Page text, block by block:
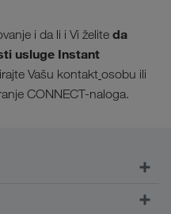
i da li i Vi želite da
usluge Instant
Vašu kontakt osobu ili
CONNECT-naloga.